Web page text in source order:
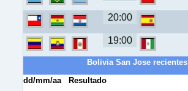
20:00
19:00
Bolivia San Jose recientes
dd/mm/aa
Resultado